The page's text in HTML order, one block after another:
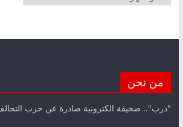
من نحن
"درب".. صحيفة الكترونية صادرة عن حزب